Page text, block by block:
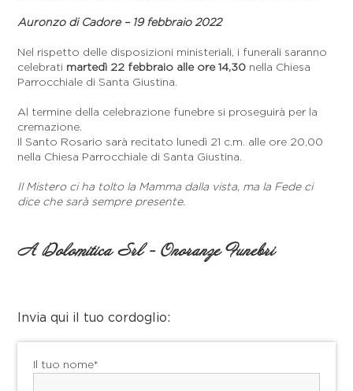
Auronzo di Cadore – 19 febbraio 2022
Nel rispetto delle disposizioni ministeriali, i funerali saranno
celebrati martedì 22 febbraio alle ore 14,30 nella Chiesa
Parrocchiale di Santa Giustina.
Al termine della celebrazione funebre si proseguirà per la
cremazione.
Il Santo Rosario sarà recitato lunedì 21 c.m. alle ore 20,00
nella Chiesa Parrocchiale di Santa Giustina.
Il Mistero ci ha tolto la Mamma dalla vista, ma la Fede ci
dice che sarà sempre presente.
A Dolomitica Srl - Onoranze Funebri
Invia qui il tuo cordoglio:
Il tuo nome*